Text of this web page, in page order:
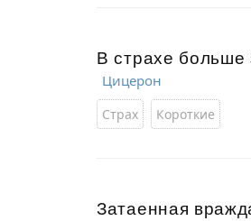
В страхе больше
Цицерон
Страх Короткие
Затаенная